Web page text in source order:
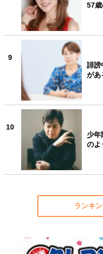
57
9
誹謗
が
10
少年
のよ
ランキ